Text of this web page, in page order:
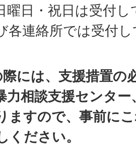
曜日・祝日は受付
各連絡所では受付
には、支援措置の
力相談支援センタ
ますので、事前に
ください。